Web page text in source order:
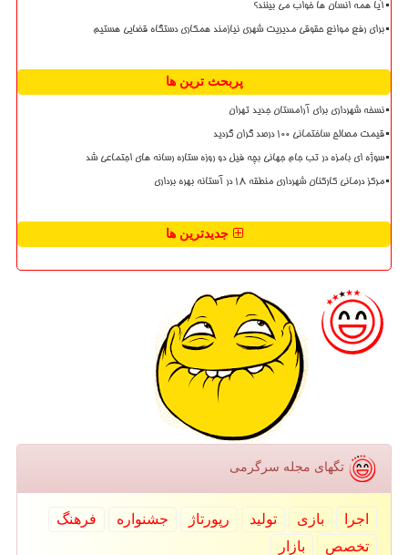
آیا همه انسان ها خواب می بینند؟
برای رفع موانع حقوقی مدیریت شهری نیازمند همکاری دستگاه قضایی هستیم
پربحث ترین ها
نسخه شهرداری برای آرامستان جدید تهران
قیمت مصالح ساختمانی ۱۰۰ درصد گران گردید
سوژه ای بامزه در تب جام جهانی بچه فیل دو روزه ستاره رسانه های اجتماعی شد
مرکز درمانی کارکنان شهرداری منطقه ۱۸ در آستانه بهره برداری
جدیدترین ها
تگهای مجله سرگرمی
اجرا بازی تولید رپورتاژ جشنواره
فرهنگ
تخصص
بازار